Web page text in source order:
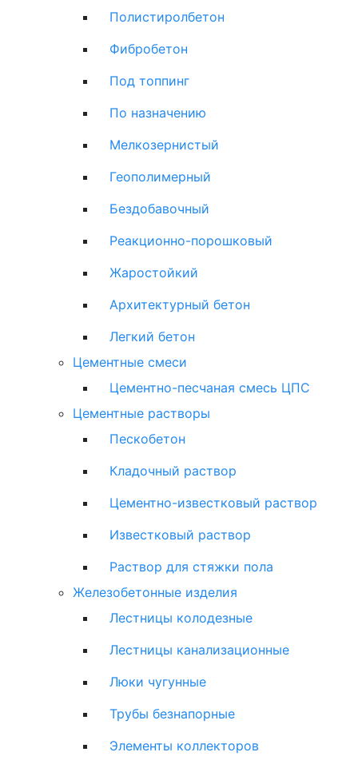
Полистиролбетон
Фибробетон
Под топпинг
По назначению
Мелкозернистый
Геополимерный
Бездобавочный
Реакционно-порошковый
Жаростойкий
Архитектурный бетон
Легкий бетон
Цементные смеси
Цементно-песчаная смесь ЦПС
Цементные растворы
Пескобетон
Кладочный раствор
Цементно-известковый раствор
Известковый раствор
Раствор для стяжки пола
Железобетонные изделия
Лестницы колодезные
Лестницы канализационные
Люки чугунные
Трубы безнапорные
Элементы коллекторов